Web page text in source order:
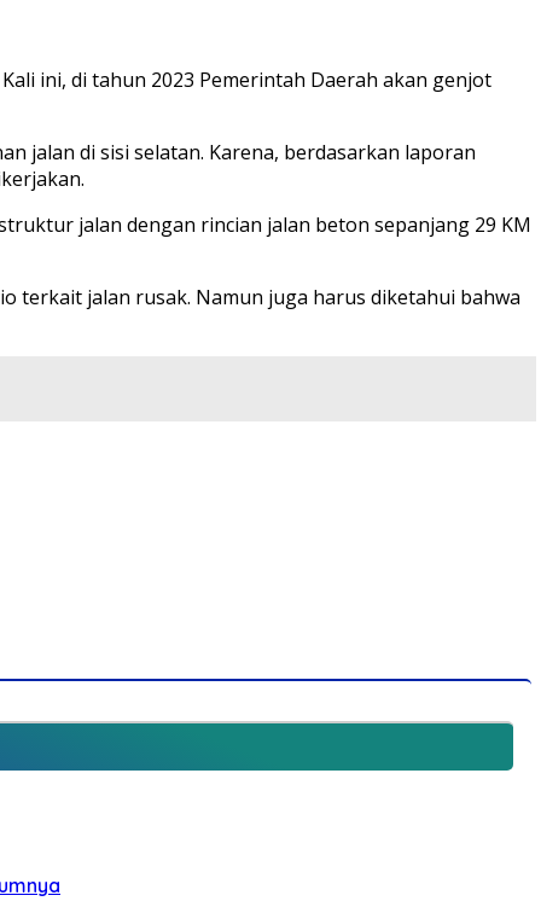
ini, di tahun 2023 Pemerintah Daerah akan genjot
jalan di sisi selatan. Karena, berdasarkan laporan
jalan dengan rincian jalan beton sepanjang 29 KM
terkait jalan rusak. Namun juga harus diketahui bahwa